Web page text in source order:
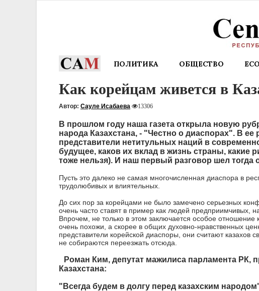
ПОЛИТИКА ОБЩЕСТВО
Как корейцам живется в
Автор: Сауле Исабаева 13306
В прошлом году наша газета открыла новую
народа Казахстана, - "Честно о диаспорах". В
представители нетитульных наций в
будущее, каков их вклад в жизнь страны, какие
тоже нельзя). И наш первый разговор шел тогда
Пусть это далеко не самая многочисленная диаспора в
трудолюбивых и влиятельных.
До сих пор за корейцами не было замечено серьезных
очень часто ставят в пример как людей предприимчивых,
Впрочем, не только в этом заключается особое
очень похожи, а скорее в общих духовно-нравственных
представители корейской диаспоры, они считают казахов
не собираются переезжать отсюда.
Роман Ким, депутат мажилиса парламента РК,
Казахстана:
"Всегда будем в долгу перед казахским
Историю казахстанского
показали за 2 минуты